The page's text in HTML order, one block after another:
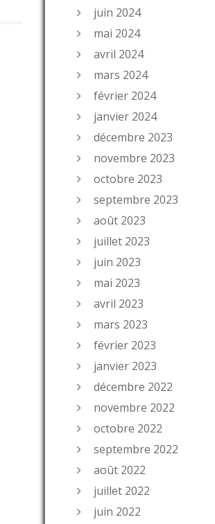
juin 2024
mai 2024
avril 2024
mars 2024
février 2024
janvier 2024
décembre 2023
novembre 2023
octobre 2023
septembre 2023
août 2023
juillet 2023
juin 2023
mai 2023
avril 2023
mars 2023
février 2023
janvier 2023
décembre 2022
novembre 2022
octobre 2022
septembre 2022
août 2022
juillet 2022
juin 2022